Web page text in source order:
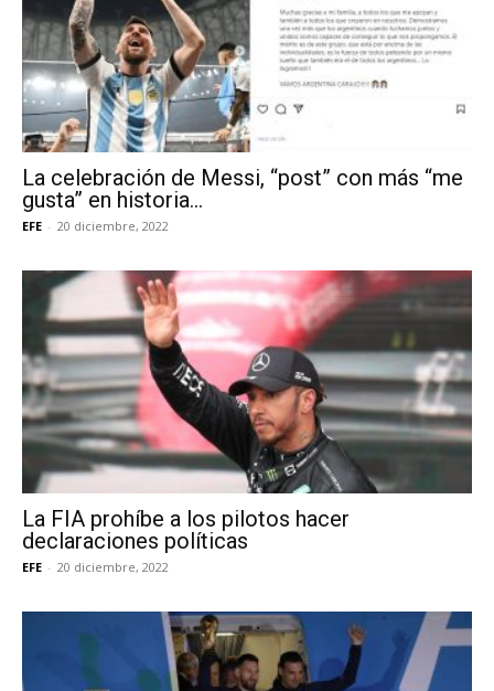
La celebración de Messi, “post” con más “me
gusta” en historia...
EFE - 20 diciembre, 2022
La FIA prohíbe a los pilotos hacer
declaraciones políticas
EFE - 20 diciembre, 2022